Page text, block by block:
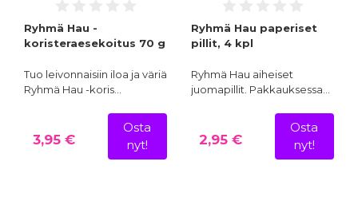
Ryhmä Hau -
koristeraesekoitus 70 g
Tuo leivonnaisiin iloa ja väriä
Ryhmä Hau -koris…
3,95 €
Osta
nyt!
Ryhmä Hau paperiset
pillit, 4 kpl
Ryhmä Hau aiheiset
juomapillit. Pakkauksessa…
2,95 €
Osta
nyt!